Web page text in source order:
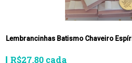
Lembrancinhas Batismo Chaveiro
R$27,80 cada